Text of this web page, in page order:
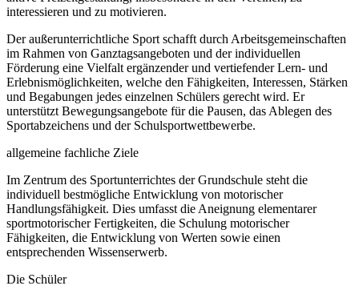
interessieren und zu motivieren.
Der außerunterrichtliche Sport schafft durch Arbeitsgemeinschaften
im Rahmen von Ganztagsangeboten und der individuellen
Förderung eine Vielfalt ergänzender und vertiefender Lern- und
Erlebnismöglichkeiten, welche den Fähigkeiten, Interessen, Stärken
und Begabungen jedes einzelnen Schülers gerecht wird. Er
unterstützt Bewegungsangebote für die Pausen, das Ablegen des
Sportabzeichens und der Schulsportwettbewerbe.
allgemeine fachliche Ziele
Im Zentrum des Sportunterrichtes der Grundschule steht die
individuell bestmögliche Entwicklung von motorischer
Handlungsfähigkeit. Dies umfasst die Aneignung elementarer
sportmotorischer Fertigkeiten, die Schulung motorischer
Fähigkeiten, die Entwicklung von Werten sowie einen
entsprechenden Wissenserwerb.
Die Schüler